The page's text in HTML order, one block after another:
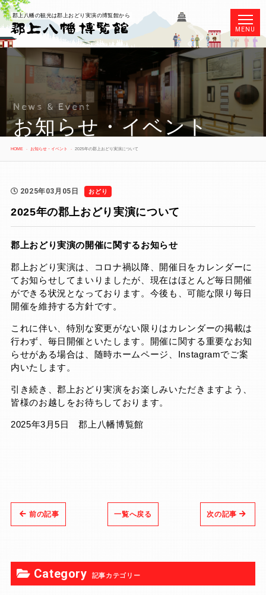
郡上八幡の観光は郡上おどり実演の博覧館から
News & Event
お知らせ・イベント
HOME お知らせ・イベント 2025年の郡上おどり実演について
2025年03月05日 おどり
2025年の郡上おどり実演について
郡上おどり実演の開催に関するお知らせ
郡上おどり実演は、コロナ禍以降、開催日をカレンダーに
てお知らせしてまいりましたが、現在はほとんど毎日開催
ができる状況となっております。 今後も、可能な限り毎日
開催を維持する方針です。
これに伴い、特別な変更がない限りはカレンダーの掲載は
行わず、毎日開催といたします。開催に関する重要なお知
らせがある場合は、随時ホームページ、Instagramでご案
内いたします。
引き続き、郡上おどり実演をお楽しみいただきますよう、
皆様のお越しをお待ちしております。
2025年3月5日 郡上八幡博覧館
次の記事
一覧へ戻る
前の記事
Category 記事カテゴリー
MENU